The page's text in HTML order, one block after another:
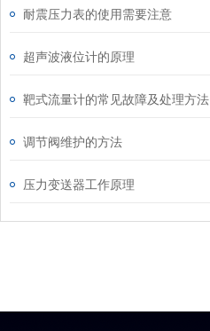
耐震压力表的使用需要注意
超声波液位计的原理
靶式流量计的常见故障及处理方法
调节阀维护的方法
压力变送器工作原理